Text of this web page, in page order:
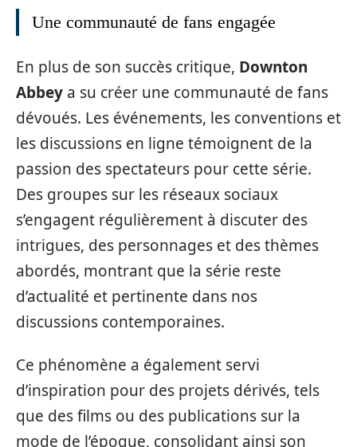
Une communauté de fans engagée
En plus de son succès critique, Downton
Abbey a su créer une communauté de fans
dévoués. Les événements, les conventions et
les discussions en ligne témoignent de la
passion des spectateurs pour cette série.
Des groupes sur les réseaux sociaux
s’engagent régulièrement à discuter des
intrigues, des personnages et des thèmes
abordés, montrant que la série reste
d’actualité et pertinente dans nos
discussions contemporaines.
Ce phénomène a également servi
d’inspiration pour des projets dérivés, tels
que des films ou des publications sur la
mode de l’époque, consolidant ainsi son